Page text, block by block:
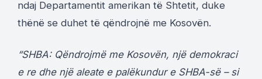
ndaj Departamentit amerikan të Shtetit, duke
thënë se duhet të qëndrojnë me Kosovën.
“SHBA: Qëndrojmë me Kosovën, një demokraci
e re dhe një aleate e palëkundur e SHBA-së – si